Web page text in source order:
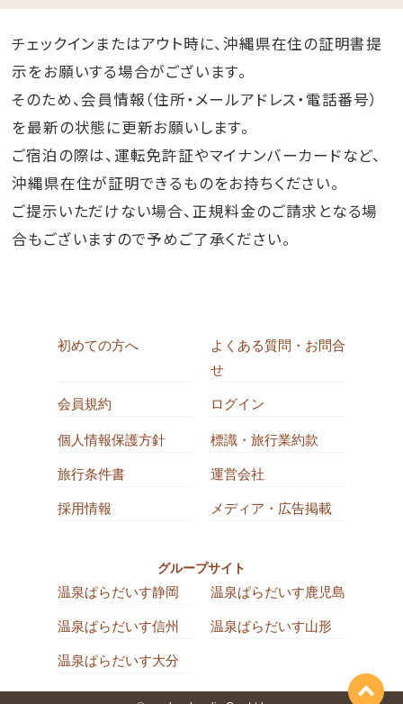
チェックインまたはアウト時に、沖縄県在住の証明書提
示をお願いする場合がございます。
そのため、会員情報（住所・メールアドレス・電話番号）
を最新の状態に更新お願いします。
ご宿泊の際は、運転免許証やマイナンバーカードなど、
沖縄県在住が証明できるものをお持ちください。
ご提示いただけない場合、正規料金のご請求となる場
合もございますので予めご了承ください。
初めての方へ
よくある質問・お問合
せ
会員規約 ログイン
個人情報保護方針 標識・旅行業約款
旅行条件書 運営会社
採用情報 メディア・広告掲載
グループサイト
温泉ぱらだいす静岡 温泉ぱらだいす鹿児島
温泉ぱらだいす信州 温泉ぱらだいす山形
温泉ぱらだいす大分